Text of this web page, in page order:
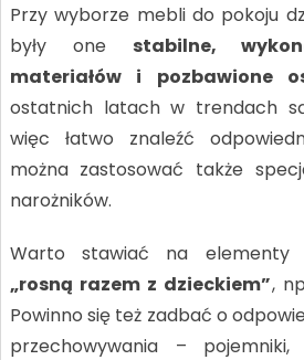
Przy wyborze mebli do pokoju
były one stabilne,
materiałów i pozbawione
ostatnich latach w trendach
więc łatwo znaleźć
można zastosować także
narożników.
Warto stawiać na elementy
„rosną razem z dzieckiem”,
Powinno się też zadbać o
przechowywania –